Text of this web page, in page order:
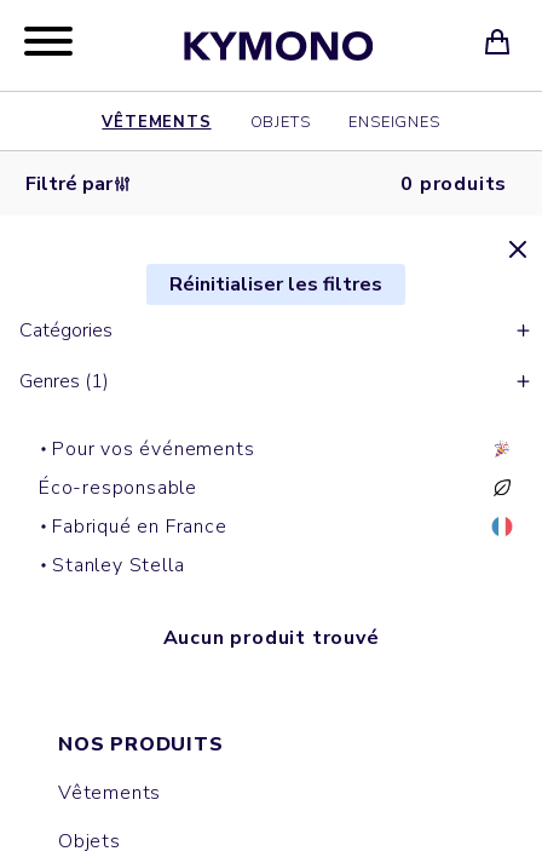
VÊTEMENTS OBJETS ENSEIGNES
Filtré par 0 produits
Réinitialiser les filtres
Catégories
Genres (1)
Pour vos événements
Éco-responsable
Fabriqué en France
Stanley Stella
Aucun produit trouvé
NOS PRODUITS
Vêtements
Objets